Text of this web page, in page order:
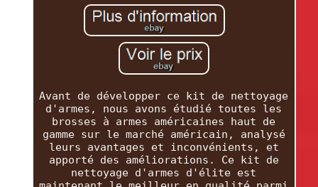
Avant de développer ce kit de nettoyage
d'armes, nous avons étudié toutes les
brosses à armes américaines haut de
gamme sur le marché américain, analysé
leurs avantages et inconvénients, et
apporté des améliorations. Ce kit de
nettoyage d'armes d'élite est